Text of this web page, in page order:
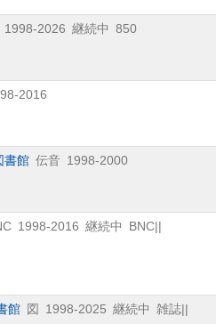
1998-2026 継続中 850
2016
書館 伝音 1998-2000
1998-2016 継続中
BNC||
館 図 1998-2025 継続中 雑誌||